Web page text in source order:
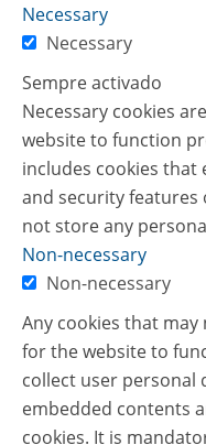
Necessary
Necessary
Sempre activado
Necessary cookies
website to function
includes cookies that
and security features
not store any
Non-necessary
Non-necessary
Any cookies that
for the website to
collect user personal
embedded contents
cookies. It is